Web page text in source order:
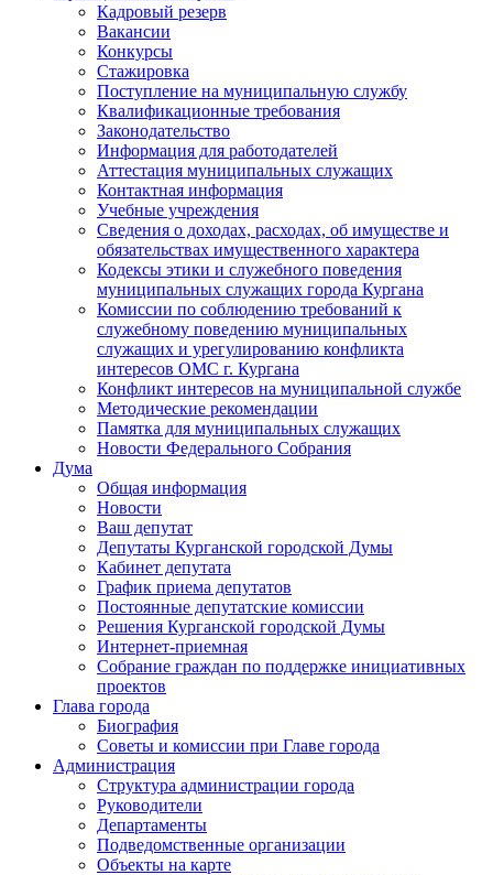
Кадровый резерв
Вакансии
Конкурсы
Стажировка
Поступление на муниципальную службу
Квалификационные требования
Законодательство
Информация для работодателей
Аттестация муниципальных служащих
Контактная информация
Учебные учреждения
Сведения о доходах, расходах, об имуществе и
обязательствах имущественного характера
Кодексы этики и служебного поведения
муниципальных служащих города Кургана
Комиссии по соблюдению требований к
служебному поведению муниципальных
служащих и урегулированию конфликта
интересов ОМС г. Кургана
Конфликт интересов на муниципальной службе
Методические рекомендации
Памятка для муниципальных служащих
Новости Федерального Cобрания
Дума
Общая информация
Новости
Ваш депутат
Депутаты Курганской городской Думы
Кабинет депутата
График приема депутатов
Постоянные депутатские комиссии
Решения Курганской городской Думы
Интернет-приемная
Собрание граждан по поддержке инициативных
проектов
Глава города
Биография
Советы и комиссии при Главе города
Администрация
Структура администрации города
Руководители
Департаменты
Подведомственные организации
Объекты на карте